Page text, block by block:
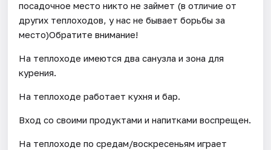
посадочное место никто не займет (в отличие от
других теплоходов, у нас не бывает борьбы за
место)Обратите внимание!
На теплоходе имеются два санузла и зона для
курения.
На теплоходе работает кухня и бар.
Вход со своими продуктами и напитками воспрещен.
На теплоходе по средам/воскресеньям играет